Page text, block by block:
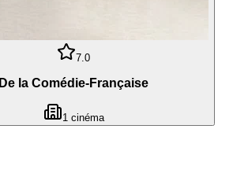
7.0
De la Comédie-Française
1cinéma